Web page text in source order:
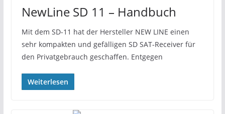
NewLine SD 11 – Handbuch
Mit dem SD-11 hat der Hersteller NEW LINE einen
sehr kompakten und gefälligen SD SAT-Receiver für
den Privatgebrauch geschaffen. Entgegen
Weiterlesen